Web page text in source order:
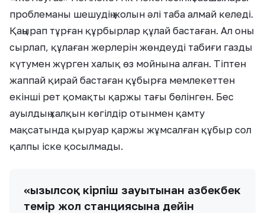
проблеманы шешудің жолын әлі таба алмай келеді.
Қаңырап тұрған құрбырлар құлай бастаған. Ал оны
сырлап, құлаған жерлерін жөндеуді табиғи газды
күтумен жүрген халық өз мойнына алған. Тіптен
жаппай қирай бастаған құбырға мемлекеттен
екінші рет қомақты қаржы тағы бөлінген. Бес
ауылдың халқын көгілдір отынмен қамту
мақсатында қыруар қаржы жұмсалған құбыр сол
қалпы іске қосылмады.
«Қызылсоқ кірпіш зауытынан Қазбекбек
темір жол станциясына дейін